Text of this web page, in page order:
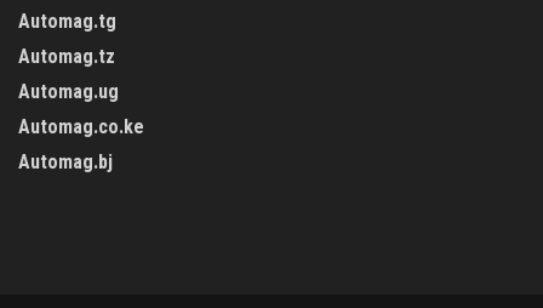
Automag.tg
Automag.tz
Automag.ug
Automag.co.ke
Automag.bj